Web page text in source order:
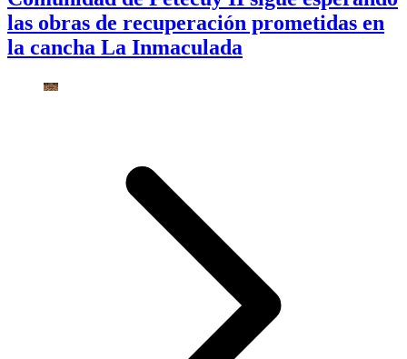
las obras de recuperación prometidas en
la cancha La Inmaculada